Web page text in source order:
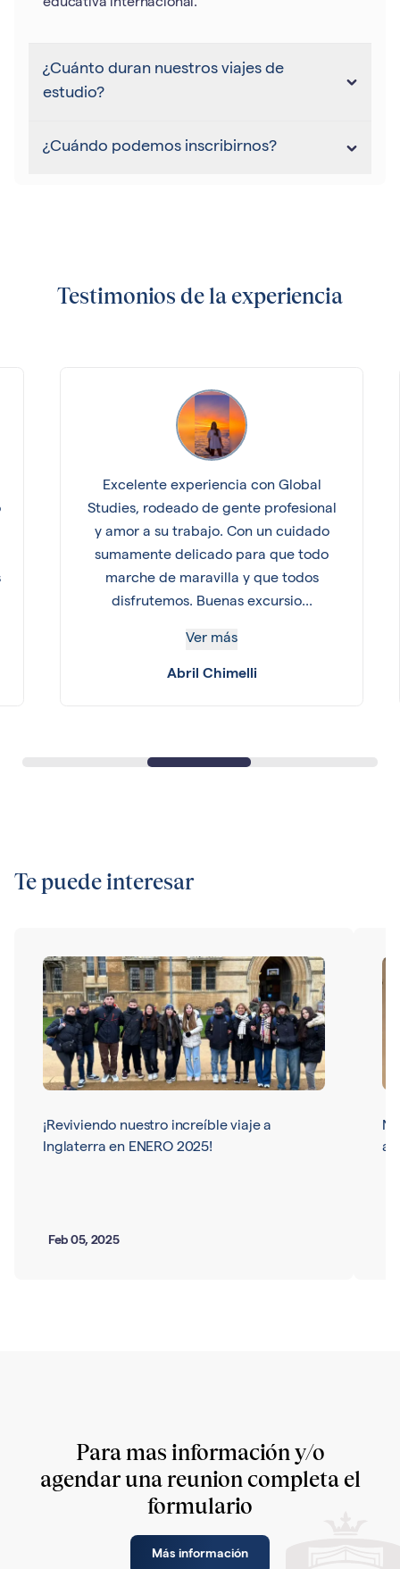
educativa internacional.
¿Cuánto duran nuestros viajes de
estudio?
¿Cuándo podemos inscribirnos?
Testimonios de la experiencia
Excelente experiencia con Global
Studies, rodeado de gente profesional
y amor a su trabajo. Con un cuidado
sumamente delicado para que todo
marche de maravilla y que todos
disfrutemos. Buenas excursio...
Ver más
Abril Chimelli
Te puede interesar
¡Reviviendo nuestro increíble viaje a
Inglaterra en ENERO 2025!
Feb 05, 2025
Para mas información y/o
agendar una reunion completa el
formulario
Más información